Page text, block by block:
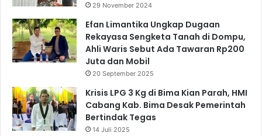
29 November 2024
Efan Limantika Ungkap Dugaan
Rekayasa Sengketa Tanah di Dompu,
Ahli Waris Sebut Ada Tawaran Rp200
Juta dan Mobil
20 September 2025
Krisis LPG 3 Kg di Bima Kian Parah, HMI
Cabang Kab. Bima Desak Pemerintah
Bertindak Tegas
14 Juli 2025